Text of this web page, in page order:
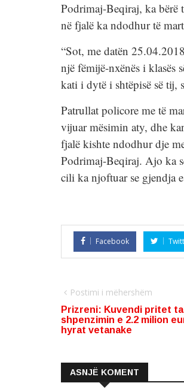
Podrimaj-Beqiraj, ka bërë
në fjalë ka ndodhur të
“Sot, me datën
një fëmijë-nxënës i klasës
kati i dytë i shtëpisë së tij,
Patrullat policore me të
vijuar mësimin aty, dhe
fjalë kishte ndodhur dje
Podrimaj-Beqiraj. Ajo ka
cili ka njoftuar se gjendja
Facebook
Postimi i mëhershëm
Prizreni: Kuvendi pritet
shpenzimin e 2.2 milion
hyrat vetanake
ASNJË KOMENT